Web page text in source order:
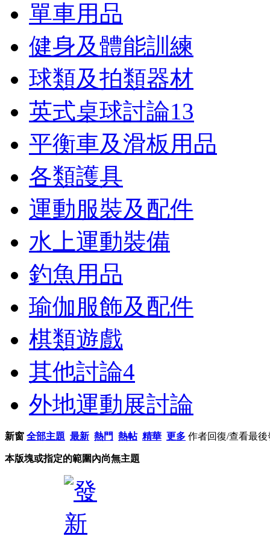
單車用品
健身及體能訓練
球類及拍類器材
英式桌球討論13
平衡車及滑板用品
各類護具
運動服裝及配件
水上運動裝備
釣魚用品
瑜伽服飾及配件
棋類遊戲
其他討論4
外地運動展討論
新窗 全部主題 最新 熱門 熱帖 精華 更多 作者回復/查看最後
本版塊或指定的範圍內尚無主題